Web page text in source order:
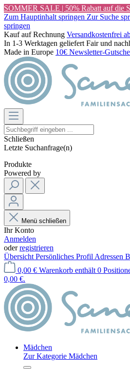
SOMMER SALE | 50% Rabatt auf die
Zum Hauptinhalt springen Zur Suche
springen
Kauf auf Rechnung Versandkostenfrei
In 1-3 Werktagen geliefert Fair und
Made in Europe 10€ Newsletter-
Schließen
Letzte Suchanfrage(n)
Produkte
Powered by
Menü schließen
Ihr Konto
Anmelden
oderregistrieren
Übersicht Persönliches Profil Adressen
0,00 € Warenkorb enthält 0
0,00 €.
Mädchen
Zur Kategorie Mädchen